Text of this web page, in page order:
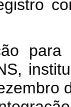
para